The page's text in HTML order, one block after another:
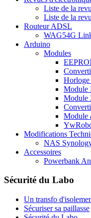
Liste de la
Liste de la
Routeur ADSL
WAG54G
Arduino
Modules
Horloge
Module
Module
Module
Modifications
NAS
Accessoires
Powerbank
Sécurité du Labo
Un transfo
Sécuriser sa paillasse